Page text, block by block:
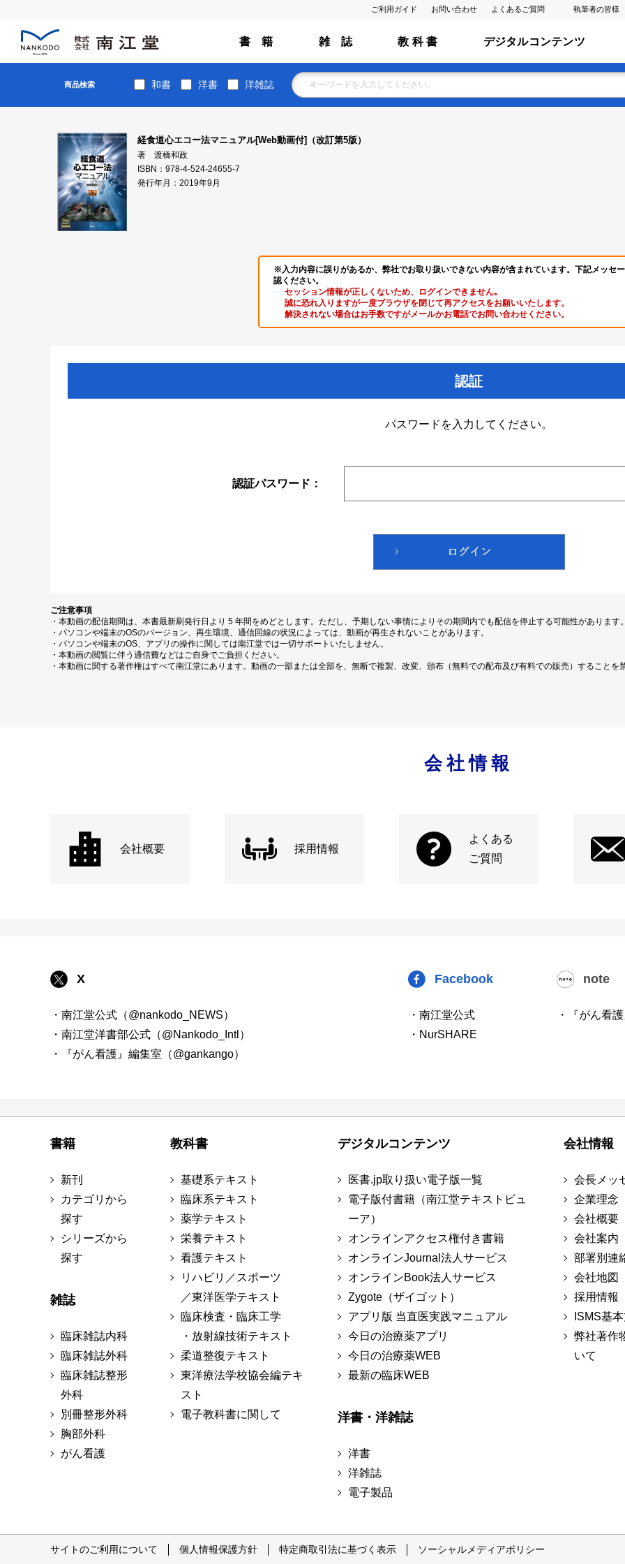
ご利用ガイド お問い合わせ よくあるご質問 執筆者の皆様
書 籍 雑 誌 教 科 書 デジタルコンテンツ
商品検索 和書 洋書 洋雑誌
経食道心エコー法マニュアル[Web動画付]（改訂第5版）
著 渡橋和政
ISBN：978-4-524-24655-7
発行年月：2019年9月
※入力内容に誤りがあるか、弊社でお取り扱いできない内容が含まれています。下記メッセ
認ください。
セッション情報が正しくないため、ログインできません｡
誠に恐れ入りますが一度ブラウザを閉じて再アクセスをお願いいたします。
解決されない場合はお手数ですがメールかお電話でお問い合わせください。
認証
パスワードを入力してください。
認証パスワード：
ご注意事項
・本動画の配信期間は、本書最新刷発行日より 5 年間をめどとします。ただし、予期しない事情によりその期間内でも配信を停止する可能性があります
・パソコンや端末のOSのバージョン、再生環境、通信回線の状況によっては、動画が再生されないことがあります。
・パソコンや端末のOS、アプリの操作に関しては南江堂では一切サポートいたしません。
・本動画の閲覧に伴う通信費などはご自身でご負担ください。
・本動画に関する著作権はすべて南江堂にあります。動画の一部または全部を、無断で複製、改変、頒布（無料での配布及び有料での販売）することを
会社情報
会社概要 採用情報
よくある
ご質問
X
・南江堂公式（@nankodo_NEWS）
・南江堂洋書部公式（@Nankodo_Intl）
・『がん看護』編集室（@gankango）
Facebook
・南江堂公式
・NurSHARE
note
・『がん看
書籍
新刊
カテゴリから
探す
シリーズから
探す
雑誌
臨床雑誌内科
臨床雑誌外科
臨床雑誌整形
外科
別冊整形外科
胸部外科
がん看護
教科書
基礎系テキスト
臨床系テキスト
薬学テキスト
栄養テキスト
看護テキスト
リハビリ／スポーツ
／東洋医学テキスト
臨床検査・臨床工学
・放射線技術テキスト
柔道整復テキスト
東洋療法学校協会編テキ
スト
電子教科書に関して
デジタルコンテンツ
医書.jp取り扱い電子版一覧
電子版付書籍（南江堂テキストビュ
ーア）
オンラインアクセス権付き書籍
オンラインJournal法人サービス
オンラインBook法人サービス
Zygote（ザイゴット）
アプリ版 当直医実践マニュアル
今日の治療薬アプリ
今日の治療薬WEB
最新の臨床WEB
洋書・洋雑誌
洋書
洋雑誌
電子製品
会社情報
会長メッ
企業理念
会社概要
会社案内
部署別連
会社地図
採用情報
ISMS基
弊社著作
いて
サイトのご利用について 個人情報保護方針 特定商取引法に基づく表示 ソーシャルメディアポリシー